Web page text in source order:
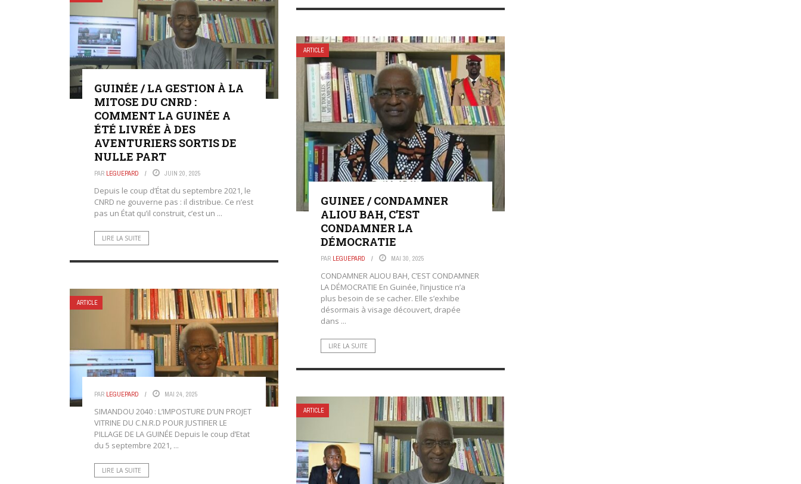
GUINÉE / LA GESTION À LA
MITOSE DU CNRD :
COMMENT LA GUINÉE A
ÉTÉ LIVRÉE À DES
AVENTURIERS SORTIS DE
NULLE PART
PAR LEGUEPARD JUIN 20, 2025
Depuis le coup d’État du septembre 2021, le
CNRD ne gouverne pas : il distribue. Ce n’est
pas un État qu’il construit, c’est un ...
LIRE LA SUITE
ARTICLE
GUINEE / CONDAMNER
ALIOU BAH, C’EST
CONDAMNER LA
DÉMOCRATIE
PAR LEGUEPARD MAI 30, 2025
CONDAMNER ALIOU BAH, C’EST CONDAMNER
LA DÉMOCRATIE En Guinée, l’injustice n’a
plus besoin de se cacher. Elle s’exhibe
désormais à visage découvert, drapée
dans ...
LIRE LA SUITE
ARTICLE
PAR LEGUEPARD MAI 24, 2025
SIMANDOU 2040 : L’IMPOSTURE D’UN PROJET
VITRINE DU C.N.R.D POUR JUSTIFIER LE
PILLAGE DE LA GUINÉE Depuis le coup d’Etat
du 5 septembre 2021, ...
LIRE LA SUITE
ARTICLE